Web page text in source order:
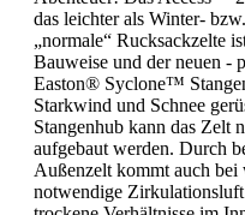
das leichter als Winter-
„normale“ Rucksackzelte
Bauweise und der neuen -
Easton® Syclone™
Starkwind und Schnee
Stangenhub kann das Zelt
aufgebaut werden. Durch
Außenzelt kommt auch
notwendige